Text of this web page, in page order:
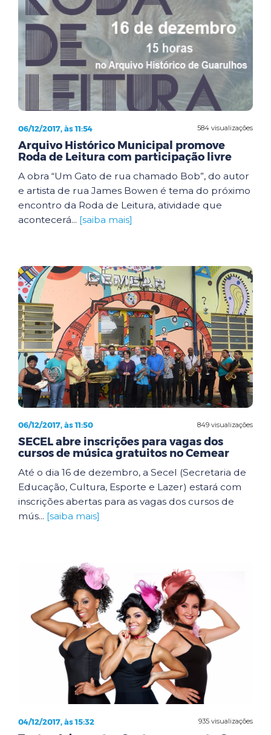
584 visualizações
06/12/2017, às 11:54
Arquivo Histórico Municipal promove
Roda de Leitura com participação livre
A obra “Um Gato de rua chamado Bob”, do autor
e artista de rua James Bowen é tema do próximo
encontro da Roda de Leitura, atividade que
acontecerá... [saiba mais]
849 visualizações
06/12/2017, às 11:50
SECEL abre inscrições para vagas dos
cursos de música gratuitos no Cemear
Até o dia 16 de dezembro, a Secel (Secretaria de
Educação, Cultura, Esporte e Lazer) estará com
inscrições abertas para as vagas dos cursos de
mús... [saiba mais]
935 visualizações
04/12/2017, às 15:32